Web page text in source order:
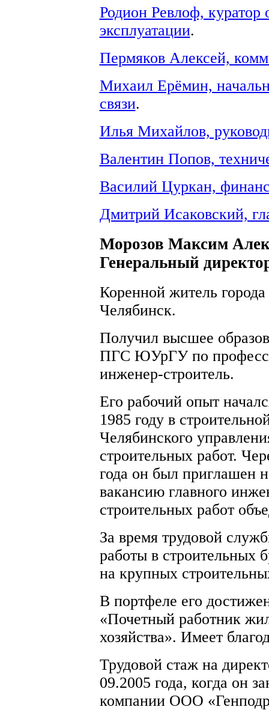
Родион Ревлоф, куратор
эксплуатации.
Пермяков Алексей,
Михаил Ерёмин,
связи.
Илья Михайлов,
Валентин Попов,
Василий Цуркан,
Дмитрий Исаковский,
Морозов Максим
Генеральный
Коренной житель города
Челябинск.
Получил высшее
ПГС ЮУрГУ по
инженер-строитель.
Его рабочий опыт
1985 году в
Челябинского
строительных работ.
года он был приглашен
вакансию главного
строительных работ
За время трудовой
работы в строительных
на крупных
В портфеле его
«Почетный работник
хозяйства». Имеет
Трудовой стаж на
09.2005 года, когда он
компании ООО